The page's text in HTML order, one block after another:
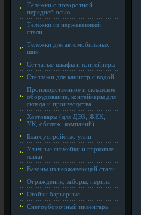
Тележки с поворотной
передней осью
Тележки из нержавеющей
стали
Тележки для автомобильных
шин
Сетчатые шкафы и контейнеры
Стеллажи для канистр с водой
Производственное и складское
оборудование, контейнеры для
склада и производства
Хозтовары (для ДЭЗ, ЖЕК,
УК, обслуж. компаний)
Благоустройство улиц
Уличные скамейки и парковые
лавки
Вазоны из нержавеющей стали
Ограждения, заборы, перила
Стойки барьерные
Снегоуборочный инвентарь